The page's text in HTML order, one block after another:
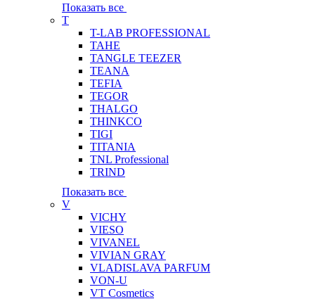
Показать все
T
T-LAB PROFESSIONAL
TAHE
TANGLE TEEZER
TEANA
TEFIA
TEGOR
THALGO
THINKCO
TIGI
TITANIA
TNL Professional
TRIND
Показать все
V
VICHY
VIESO
VIVANEL
VIVIAN GRAY
VLADISLAVA PARFUM
VON-U
VT Cosmetics